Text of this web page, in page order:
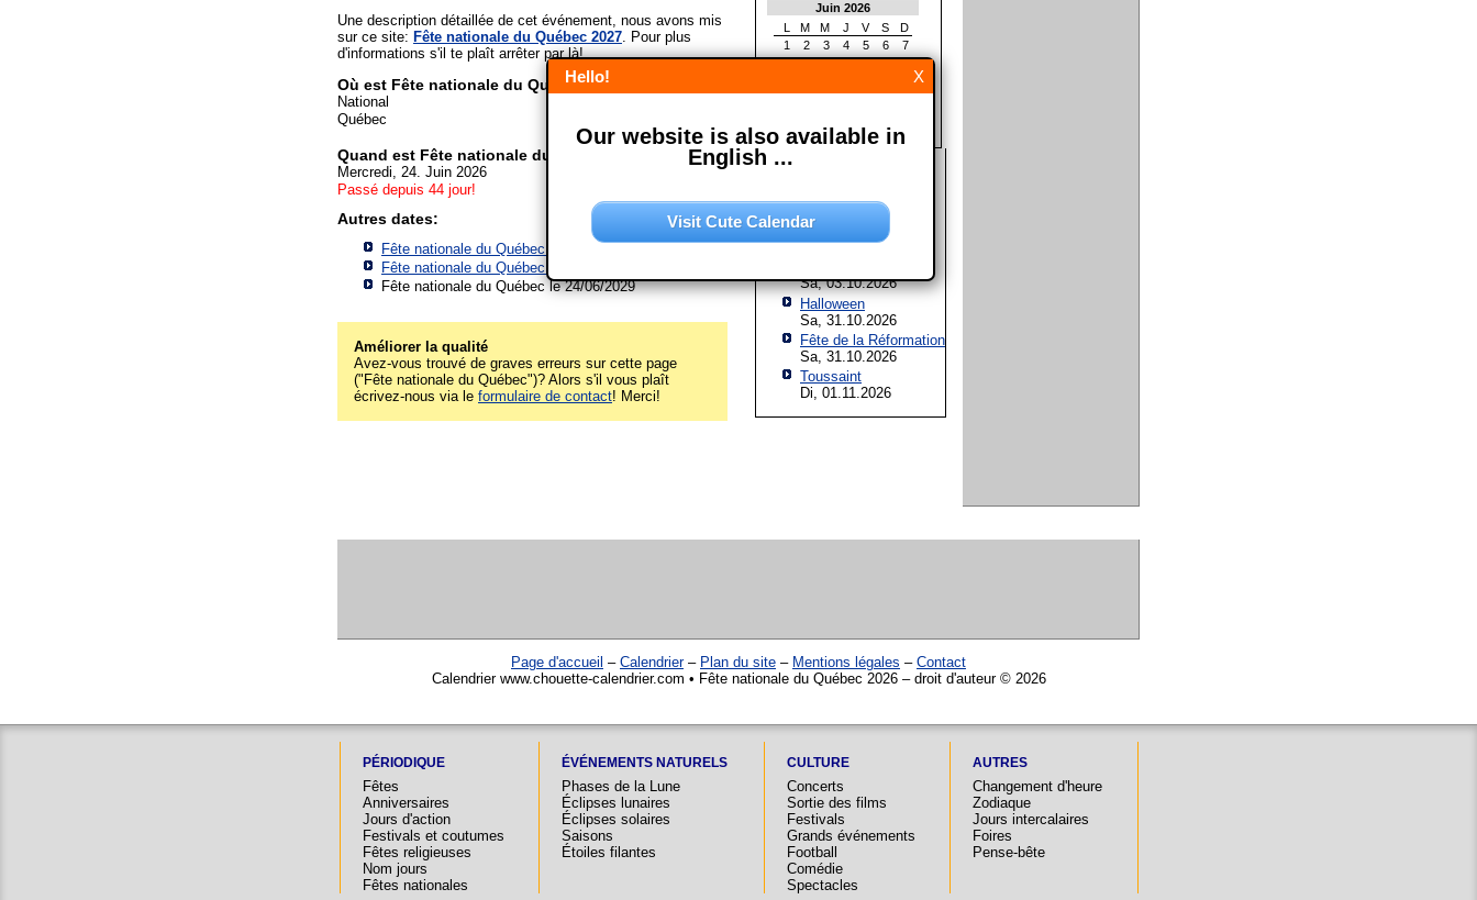
Une description détaillée de cet événement, nous avons mis
sur ce site: Fête nationale du Québec 2027 . Pour plus
d'informations s'il te plaît arrêter par là!
Où est Fête nationale du Québec?
National
Québec
Quand est Fête nationale du Québec?
Mercredi, 24. Juin 2026
Passé depuis 44 jour!
Autres dates:
Fête nationale du Québec le 24/06/2027 à
Fête nationale du Québec le 24/06/2028 à
Fête nationale du Québec le 24/06/2029
Améliorer la qualité
Avez-vous trouvé de graves erreurs sur cette page
("Fête nationale du Québec")? Alors s'il vous plaît
écrivez-nous via le formulaire de contact! Merci!
Juin 2026
L
M M J V S
D
1
2 3 4 5 6
7
8
9 10 11 12 13 14
22 23 24 25 26 27 28
Les prochaines fêtes et
Assomption de Marie
Sa, 15.08.2026
Sa, 03.10.2026
Halloween
Sa, 31.10.2026
Fête de la Réformation
Sa, 31.10.2026
Toussaint
Di, 01.11.2026
Page d'accueil – Calendrier– Plan du site – Mentions légales – Contact
Calendrier www.chouette-calendrier.com • Fête nationale du Québec 2026 – droit d'auteur © 2026
PÉRIODIQUE
Fêtes
Anniversaires
Jours d'action
Festivals et coutumes
Fêtes religieuses
Nom jours
Fêtes nationales
ÉVÉNEMENTS NATURELS
Phases de la Lune
Éclipses lunaires
Éclipses solaires
Saisons
Étoiles filantes
CULTURE
Concerts
Sortie des films
Festivals
Grands événements
Football
Comédie
Spectacles
AUTRES
Changement d'heure
Zodiaque
Jours intercalaires
Foires
Pense-bête
X
Hello!
Our website is also available in
English ...
Visit Cute Calendar